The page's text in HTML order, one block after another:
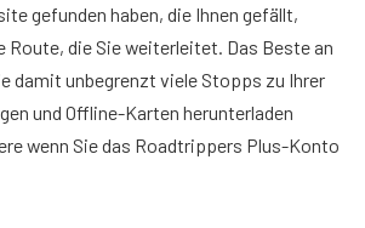
gefunden haben, die Ihnen gefällt,
Route, die Sie weiterleitet. Das Beste an
damit unbegrenzt viele Stopps zu Ihrer
und Offline-Karten herunterladen
wenn Sie das Roadtrippers Plus-Konto